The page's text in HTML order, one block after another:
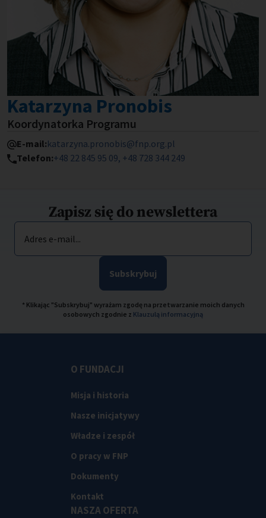
Katarzyna Pronobis
Koordynatorka Programu
E-mail:katarzyna.pronobis@fnp.org.pl
Telefon:+48 22 845 95 09, +48 728 344 249
Zapisz się do newslettera
Adres e-mail...
Subskrybuj
* Klikając "Subskrybuj" wyrażam zgodę na przetwarzanie moich danych
osobowych zgodnie z Klauzulą informacyjną
O FUNDACJI
Misja i historia
Nasze inicjatywy
Władze i zespół
O pracy w FNP
Dokumenty
Kontakt
NASZA OFERTA